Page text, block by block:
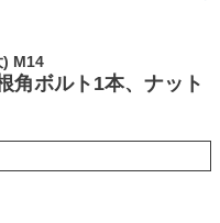
) M14
角ボルト1本、ナット